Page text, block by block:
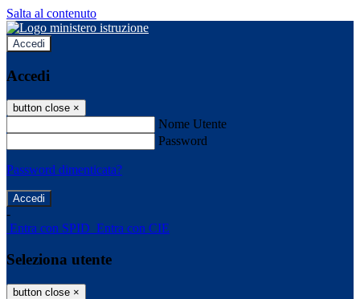
Salta al contenuto
Accedi
Accedi
button close ×
Nome Utente
Password
Password dimenticata?
-
Entra con SPID Entra con CIE
Seleziona utente
button close ×